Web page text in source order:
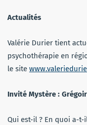
Actualités
Valérie Durier tient
psychothérapie en
le site
Invité Mystère :
Qui est-il ? En quoi a-